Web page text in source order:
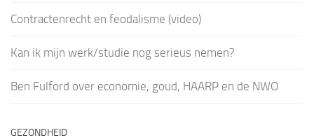
Contractenrecht en feodalisme (video)
Kan ik mijn werk/studie nog serieus nemen?
Ben Fulford over economie, goud, HAARP en de NWO
GEZONDHEID